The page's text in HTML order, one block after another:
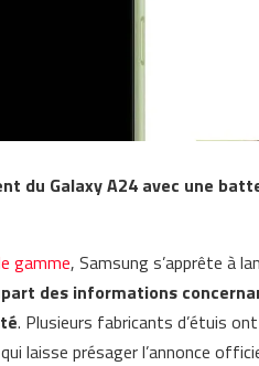
du Galaxy A24 avec une
gamme, Samsung s’apprête à
des informations
. Plusieurs fabricants d’étuis
laisse présager l’annonce